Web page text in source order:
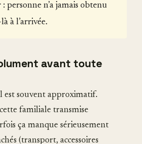
personne n’a jamais obtenu
à l’arrivée.
avant toute
est souvent approximatif.
familiale transmise
ça manque sérieusement
(transport, accessoires